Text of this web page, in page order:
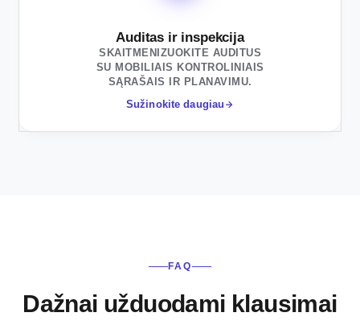
Auditas ir inspekcija
SKAITMENIZUOKITE AUDITUS
SU MOBILIAIS KONTROLINIAIS
SĄRAŠAIS IR PLANAVIMU.
Sužinokite daugiau
FAQ
Dažnai užduodami klausimai